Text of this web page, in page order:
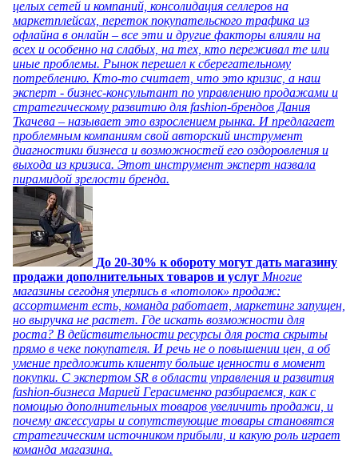
целых сетей и компаний, консолидация селлеров на
маркетплейсах, переток покупательского трафика из
офлайна в онлайн – все эти и другие факторы влияли на
всех и особенно на слабых, на тех, кто переживал те или
иные проблемы. Рынок перешел к сберегательному
потреблению. Кто-то считает, что это кризис, а наш
эксперт - бизнес-консультант по управлению продажами и
стратегическому развитию для fashion-брендов Дания
Ткачева – называет это взрослением рынка. И предлагает
проблемным компаниям свой авторский инструмент
диагностики бизнеса и возможностей его оздоровления и
выхода из кризиса. Этот инструмент эксперт назвала
пирамидой зрелости бренда.
До 20-30% к обороту могут дать магазину
продажи дополнительных товаров и услуг Многие
магазины сегодня уперлись в «потолок» продаж:
ассортимент есть, команда работает, маркетинг запущен,
но выручка не растет. Где искать возможности для
роста? В действительности ресурсы для роста скрыты
прямо в чеке покупателя. И речь не о повышении цен, а об
умение предложить клиенту больше ценности в момент
покупки. С экспертом SR в области управления и развития
fashion-бизнеса Марией Герасименко разбираемся, как с
помощью дополнительных товаров увеличить продажи, и
почему аксессуары и сопутствующие товары становятся
стратегическим источником прибыли, и какую роль играет
команда магазина.